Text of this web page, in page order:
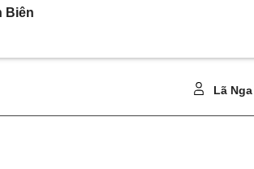
Biên
Lã Nga